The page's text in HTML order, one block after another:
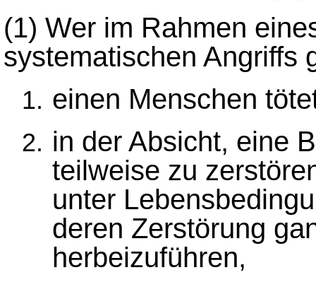
(1) Wer im Rahmen
systematischen Angriffs
einen Menschen
in der Absicht, eine
teilweise zu
unter
deren Zerstörung
herbeizuführen,